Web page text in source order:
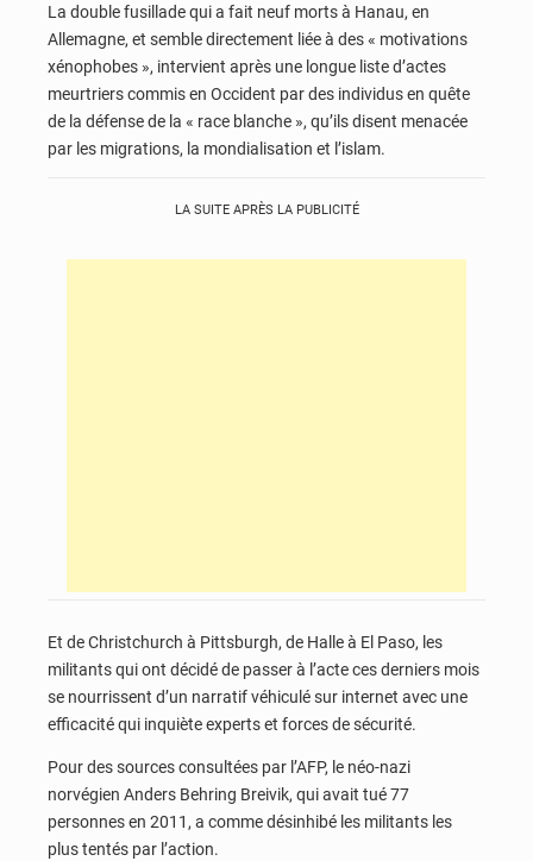
La double fusillade qui a fait neuf morts à Hanau, en
Allemagne, et semble directement liée à des « motivations
xénophobes », intervient après une longue liste d’actes
meurtriers commis en Occident par des individus en quête
de la défense de la « race blanche », qu’ils disent menacée
par les migrations, la mondialisation et l’islam.
LA SUITE APRÈS LA PUBLICITÉ
Et de Christchurch à Pittsburgh, de Halle à El Paso, les
militants qui ont décidé de passer à l’acte ces derniers mois
se nourrissent d’un narratif véhiculé sur internet avec une
efficacité qui inquiète experts et forces de sécurité.
Pour des sources consultées par l’AFP, le néo-nazi
norvégien Anders Behring Breivik, qui avait tué 77
personnes en 2011, a comme désinhibé les militants les
plus tentés par l’action.